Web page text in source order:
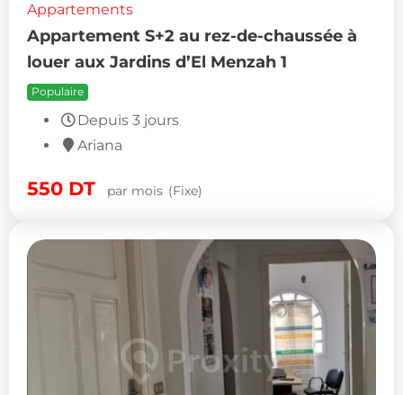
Appartements
Appartement S+2 au rez-de-chaussée à
louer aux Jardins d’El Menzah 1
Populaire
Depuis 3 jours
Ariana
550 DT par mois (Fixe)